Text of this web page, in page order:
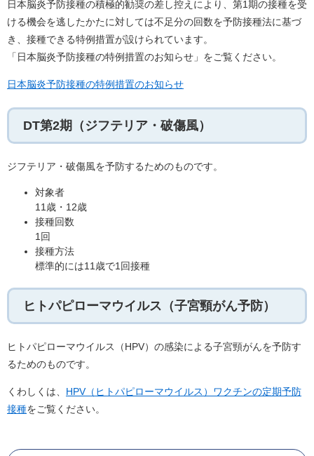
日本脳炎予防接種の積極的勧奨の差し控えにより、第1期の接種を受
ける機会を逃したかたに対しては不足分の回数を予防接種法に基づ
き、接種できる特例措置が設けられています。
「日本脳炎予防接種の特例措置のお知らせ」をご覧ください。​
日本脳炎予防接種の特例措置のお知らせ
DT第2期（ジフテリア・破傷風）
ジフテリア・破傷風を予防するためのものです。
対象者
11歳・12歳
接種回数
1回
接種方法
標準的には11歳で1回接種
ヒトパピローマウイルス（子宮頸がん予防）
ヒトパピローマウイルス（HPV）の感染による子宮頸がんを予防す
るためのものです。
くわしくは、 HPV（ヒトパピローマウイルス）ワクチンの定期予防
接種をご覧ください。